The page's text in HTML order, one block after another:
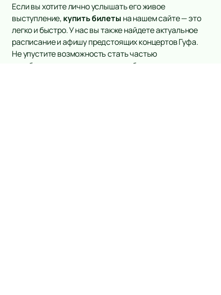
Если вы хотите лично услышать его живое
выступление, купить билеты на нашем сайте — это
легко и быстро. У нас вы также найдете актуальное
расписание и афишу предстоящих концертов Гуфа.
Не упустите возможность стать частью
незабываемого музыкального события и